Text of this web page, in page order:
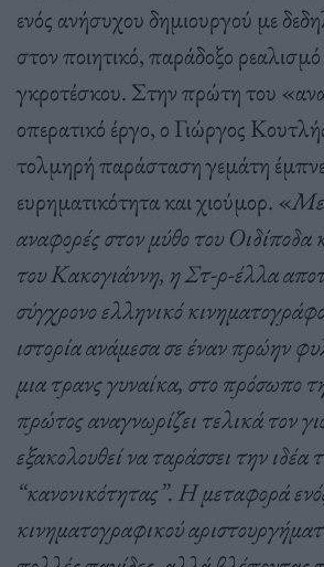
ενός ανήσυχου δημιουργού με
στον ποιητικό, παράδοξο
γκροτέσκου. Στην πρώτη του
οπερατικό έργο, ο Γιώργος
τολμηρή παράσταση γεμάτη
ευρηματικότητα και χιούμορ. «Με
αναφορές στον μύθο του Οιδίποδα
του Κακογιάννη, η Στ-ρ-έλλα
σύγχρονο ελληνικό
ιστορία ανάμεσα σε έναν πρώην
μια τρανς γυναίκα, στο πρόσωπο
πρώτος αναγνωρίζει τελικά τον
εξακολουθεί να ταράσσει την ιδέα
“κανονικότητας”. Η μεταφορά
κινηματογραφικού